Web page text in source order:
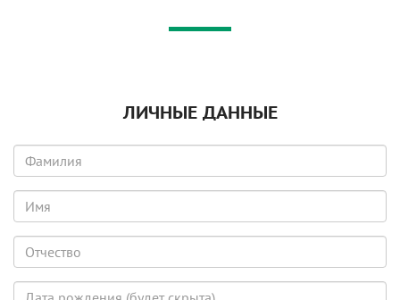
ЛИЧНЫЕ ДАННЫЕ
Фамилия
Имя
Отчество
Дата